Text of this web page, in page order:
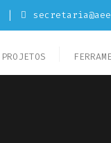
PROJETOS